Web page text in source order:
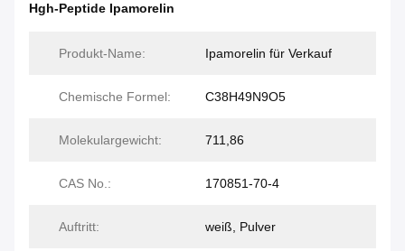
Hgh-Peptide Ipamorelin
Produkt-Name: Ipamorelin für Verkauf
Chemische Formel: C38H49N9O5
Molekulargewicht: 711,86
CAS No.: 170851-70-4
Auftritt: weiß, Pulver